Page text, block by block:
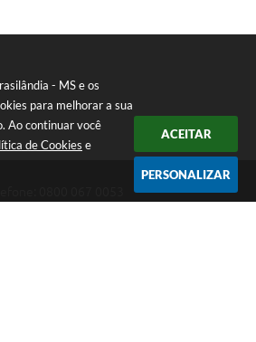
- MS e os
para melhorar a sua
Ao continuar você
de Cookies e
ACEITAR
PERSONALIZAR